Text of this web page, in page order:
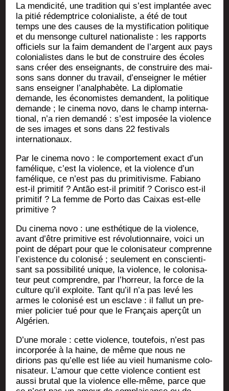
La men­di­ci­té, une tra­di­tion qui s’est implan­tée avec
la pitié rédemp­trice colo­nia­liste, a été de tout
temps une des causes de la mys­ti­fi­ca­tion poli­tique
et du men­songe cultu­rel natio­na­liste : les rap­ports
offi­ciels sur la faim demandent de l’argent aux pays
colo­nia­listes dans le but de construire des écoles
sans créer des ensei­gnants, de construire des mai­
sons sans don­ner du tra­vail, d’enseigner le métier
sans ensei­gner l’analphabète. La diplo­ma­tie
demande, les éco­no­mistes demandent, la poli­tique
demande ; le cine­ma novo, dans le champ inter­na­
tio­nal, n’a rien deman­dé : s’est impo­sée la vio­lence
de ses images et sons dans 22 fes­ti­vals
internationaux.
Par le cine­ma novo : le com­por­te­ment exact d’un
famé­lique, c’est la vio­lence, et la vio­lence d’un
famé­lique, ce n’est pas du pri­mi­ti­visme. Fabia­no
est-il pri­mi­tif ? Antão est-il pri­mi­tif ? Coris­co est-il
pri­mi­tif ? La femme de Por­to das Caixas est-elle
primitive ?
Du cine­ma novo : une esthé­tique de la vio­lence,
avant d’être pri­mi­tive est révo­lu­tion­naire, voi­ci un
point de départ pour que le colo­ni­sa­teur com­prenne
l’existence du colo­ni­sé ; seule­ment en conscien­ti­
sant sa pos­si­bi­li­té unique, la vio­lence, le colo­ni­sa­
teur peut com­prendre, par l’horreur, la force de la
culture qu’il exploite. Tant qu’il n’a pas levé les
armes le colo­ni­sé est un esclave : il fal­lut un pre­
mier poli­cier tué pour que le Fran­çais aper­çût un
Algérien.
D’une morale : cette vio­lence, tou­te­fois, n’est pas
incor­po­rée à la haine, de même que nous ne
dirions pas qu’elle est liée au vieil huma­nisme colo­
ni­sa­teur. L’amour que cette vio­lence contient est
aus­si bru­tal que la vio­lence elle-même, parce que